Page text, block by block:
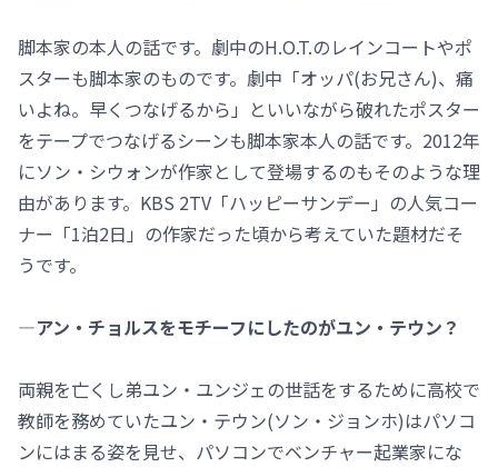
脚本家の本人の話です。劇中のH.O.T.のレインコートやポ
スターも脚本家のものです。劇中「オッパ(お兄さん)、痛
いよね。早くつなげるから」といいながら破れたポスター
をテープでつなげるシーンも脚本家本人の話です。2012年
にソン・シウォンが作家として登場するのもそのような理
由があります。KBS 2TV「ハッピーサンデー」の人気コー
ナー「1泊2日」の作家だった頃から考えていた題材だそ
うです。
―アン・チョルスをモチーフにしたのがユン・テウン？
両親を亡くし弟ユン・ユンジェの世話をするために高校で
教師を務めていたユン・テウン(ソン・ジョンホ)はパソコ
ンにはまる姿を見せ、パソコンでベンチャー起業家にな